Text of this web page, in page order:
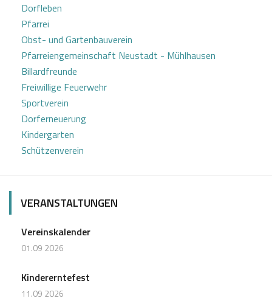
Dorfleben
Pfarrei
Obst- und Gartenbauverein
Pfarreiengemeinschaft Neustadt - Mühlhausen
Billardfreunde
Freiwillige Feuerwehr
Sportverein
Dorferneuerung
Kindergarten
Schützenverein
VERANSTALTUNGEN
Vereinskalender
01.09 2026
Kindererntefest
11.09 2026